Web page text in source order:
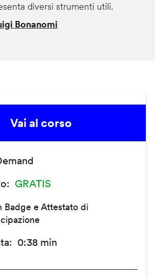
diversi strumenti utili.
Bonanomi
Vai al corso
GRATIS
Badge e Attestato di
0:38 min